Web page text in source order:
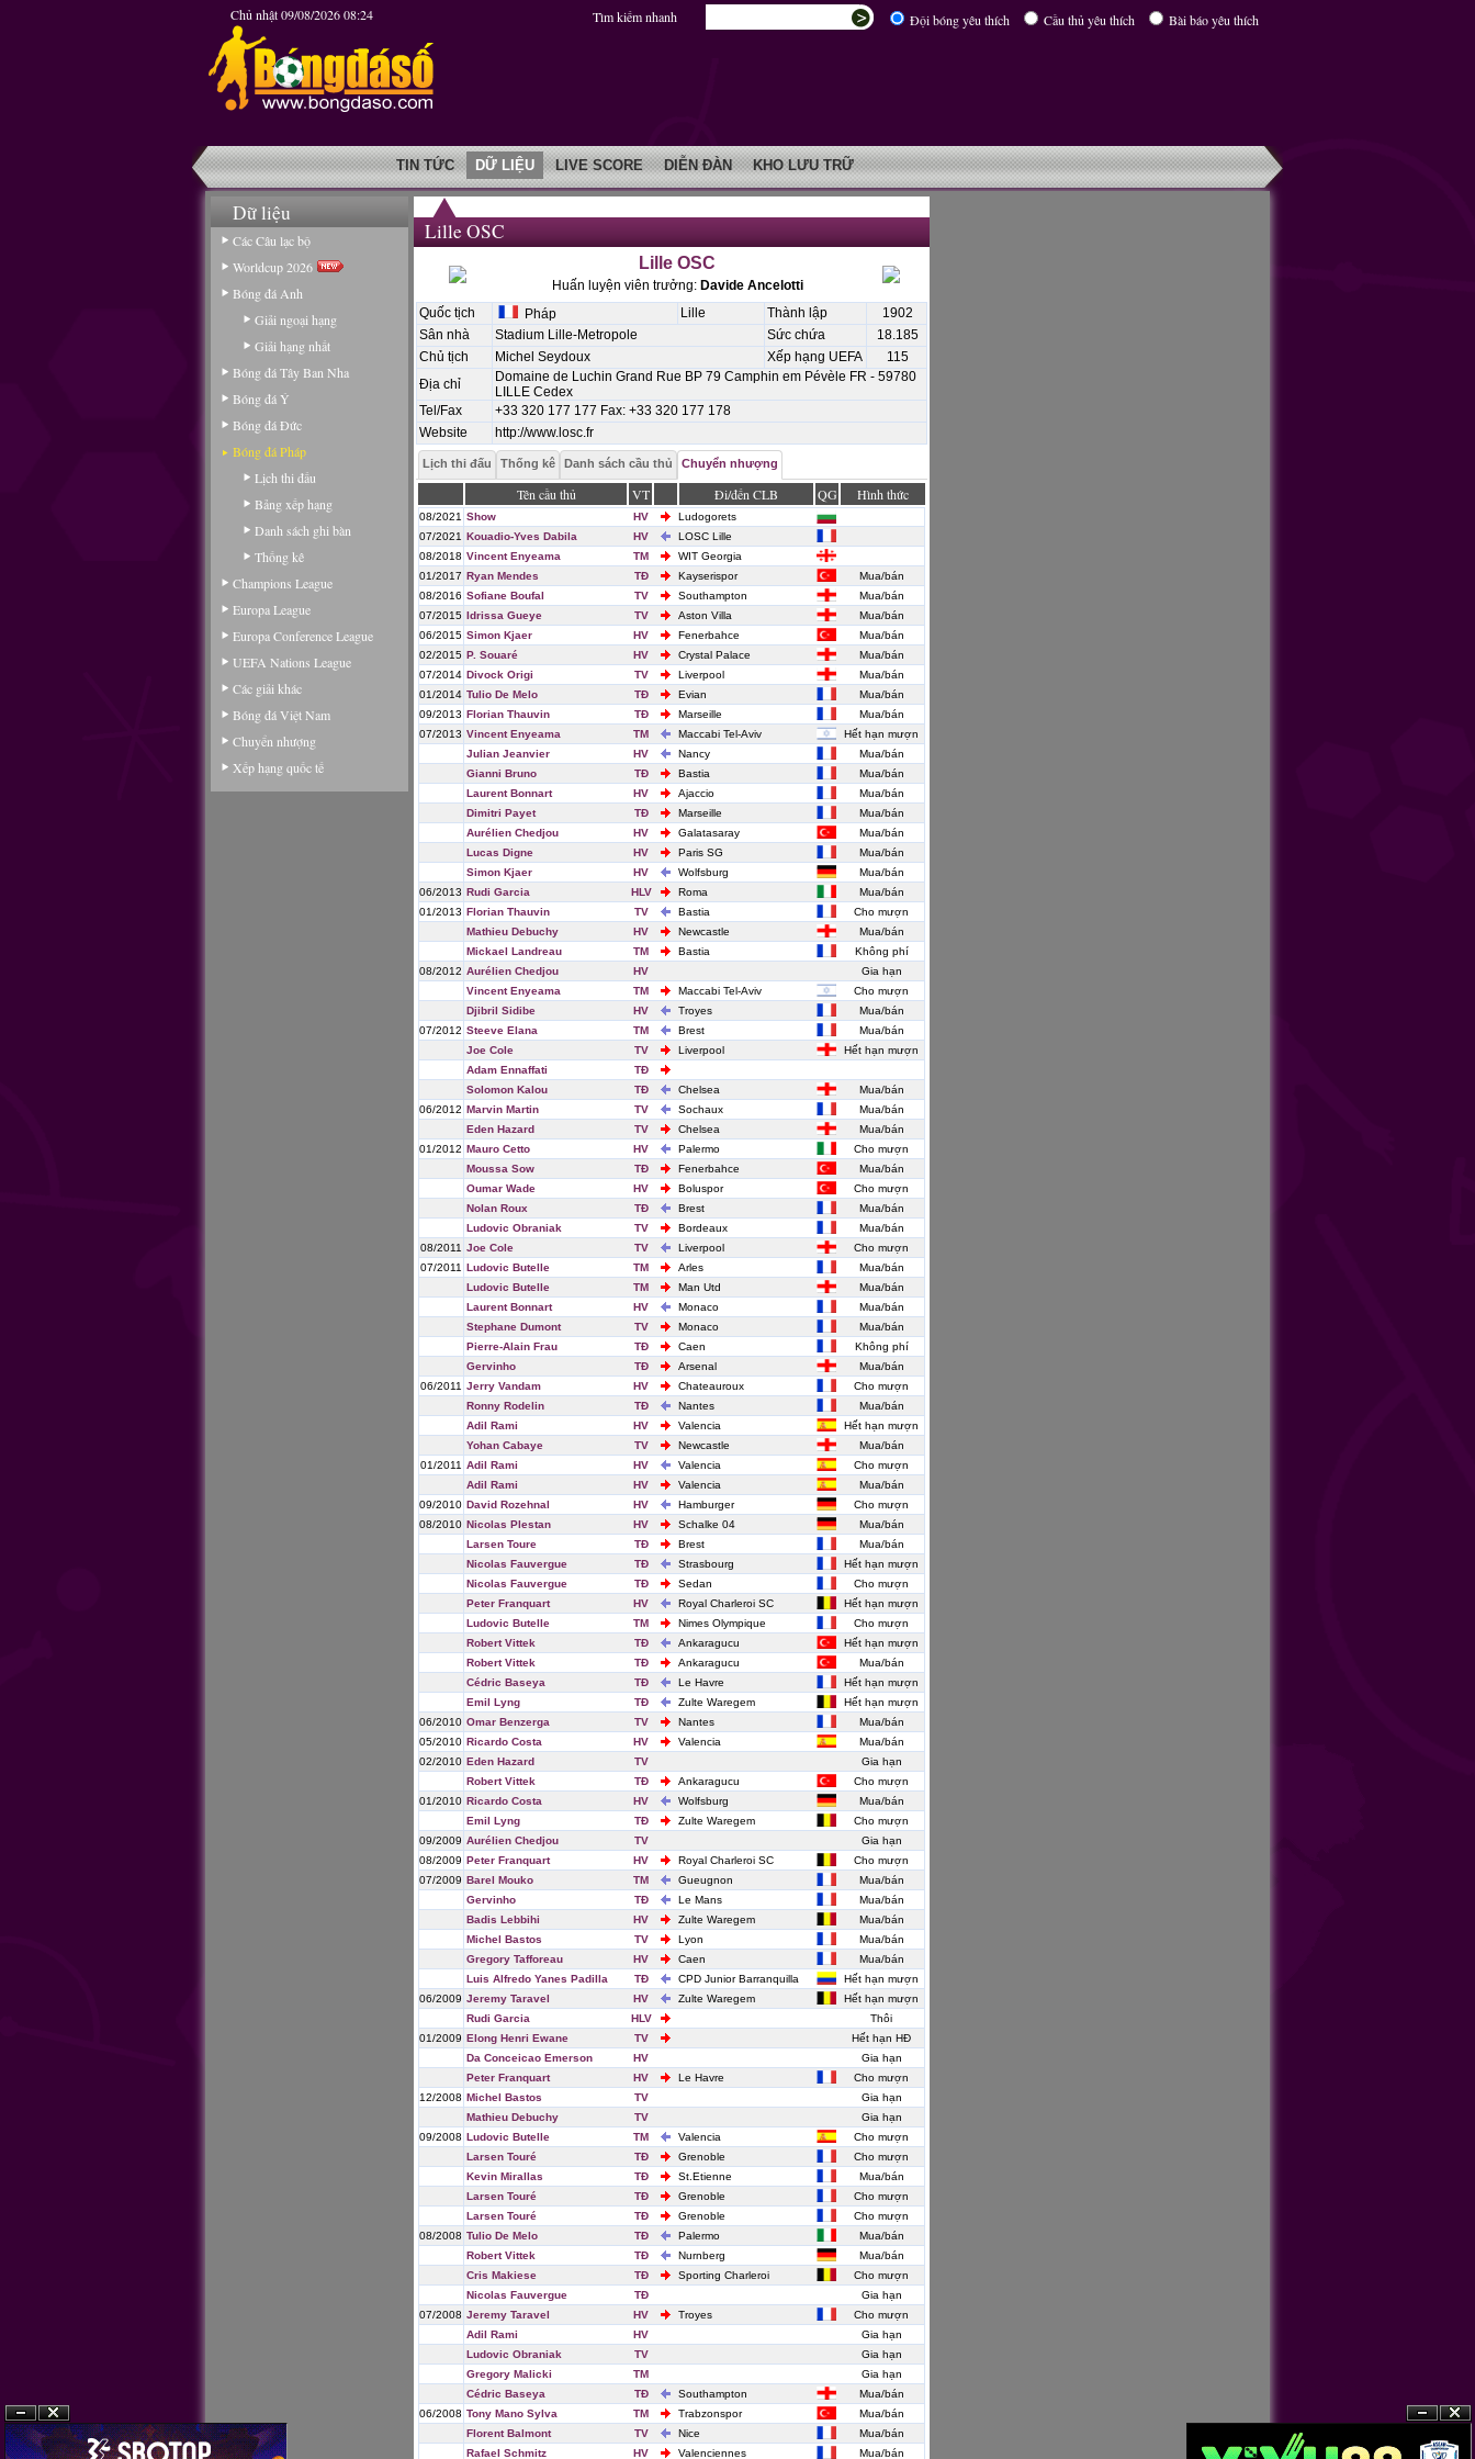
Chủ nhật 09/08/2026 08:24 Đội bóng yêu thích Cầu thủ yêu thích Bài báo yêu thích
Tìm kiếm nhanh
TIN TỨC DỮ LIỆU LIVE SCORE DIỄN ĐÀN KHO LƯU TRỮ
Dữ liệu
Các Câu lạc bộ
Worldcup 2026
Bóng đá Anh
Giải ngoại hạng
Giải hạng nhất
Bóng đá Tây Ban Nha
Bóng đá Ý
Bóng đá Đức
Bóng đá Pháp
Lịch thi đấu
Bảng xếp hạng
Danh sách ghi bàn
Thống kê
Champions League
Europa League
Europa Conference League
UEFA Nations League
Các giải khác
Bóng đá Việt Nam
Chuyển nhượng
Xếp hạng quốc tế
Lille OSC
Lille OSC
Huấn luyện viên trưởng: Davide Ancelotti
Quốc tịch
Pháp Lille Thành lập
1902
Sân nhà
Stadium Lille-Metropole Sức chứa
18.185
Chủ tịch
Michel Seydoux Xếp hạng UEFA
115
Địa chỉ
Domaine de Luchin Grand Rue BP 79 Camphin em Pévèle FR - 59780
LILLE Cedex
Tel/Fax
+33 320 177 177 Fax: +33 320 177 178
Website
http://www.losc.fr
Lịch thi đấu Thống kê Danh sách cầu thủ Chuyển nhượng
Tên cầu thủ VT Đi/đến CLB QG Hình thức
08/2021 Show HV
Ludogorets
07/2021 Kouadio-Yves Dabila HV
LOSC Lille
08/2018 Vincent Enyeama TM
WIT Georgia
01/2017 Ryan Mendes TĐ Kayserispor
Mua/bán
08/2016 Sofiane Boufal TV Southampton
Mua/bán
07/2015 Idrissa Gueye TV Aston Villa
Mua/bán
06/2015 Simon Kjaer HV Fenerbahce
Mua/bán
02/2015 P. Souaré HV Crystal Palace
Mua/bán
07/2014 Divock Origi TV Liverpool
Mua/bán
01/2014 Tulio De Melo TĐ Evian
Mua/bán
09/2013 Florian Thauvin TĐ Marseille
Mua/bán
07/2013 Vincent Enyeama TM Maccabi Tel-Aviv
Hết hạn mượn
Julian Jeanvier
HV Nancy
Mua/bán
Gianni Bruno
TĐ Bastia
Mua/bán
Laurent Bonnart
HV Ajaccio
Mua/bán
Dimitri Payet
TĐ Marseille
Mua/bán
Aurélien Chedjou
HV Galatasaray
Mua/bán
Lucas Digne
HV Paris SG
Mua/bán
Simon Kjaer
HV Wolfsburg
Mua/bán
06/2013 Rudi Garcia HLV Roma
Mua/bán
01/2013 Florian Thauvin TV Bastia
Cho mượn
Mathieu Debuchy
HV Newcastle
Mua/bán
Mickael Landreau
TM Bastia
Không phí
08/2012 Aurélien Chedjou HV
Gia hạn
Vincent Enyeama
TM Maccabi Tel-Aviv
Cho mượn
Djibril Sidibe
HV Troyes
Mua/bán
07/2012 Steeve Elana TM Brest
Mua/bán
Joe Cole
TV Liverpool
Hết hạn mượn
Adam Ennaffati
TĐ
Solomon Kalou
TĐ Chelsea
Mua/bán
06/2012 Marvin Martin TV Sochaux
Mua/bán
Eden Hazard
TV Chelsea
Mua/bán
01/2012 Mauro Cetto HV Palermo
Cho mượn
Moussa Sow
TĐ Fenerbahce
Mua/bán
Oumar Wade
HV Boluspor
Cho mượn
Nolan Roux
TĐ Brest
Mua/bán
Ludovic Obraniak
TV Bordeaux
Mua/bán
08/2011 Joe Cole TV Liverpool
Cho mượn
07/2011 Ludovic Butelle TM Arles
Mua/bán
Ludovic Butelle
TM Man Utd
Mua/bán
Laurent Bonnart
HV Monaco
Mua/bán
Stephane Dumont
TV Monaco
Mua/bán
Pierre-Alain Frau
TĐ Caen
Không phí
Gervinho
TĐ Arsenal
Mua/bán
06/2011 Jerry Vandam HV Chateauroux
Cho mượn
Ronny Rodelin
TĐ Nantes
Mua/bán
Adil Rami
HV Valencia
Hết hạn mượn
Yohan Cabaye
TV Newcastle
Mua/bán
01/2011 Adil Rami HV Valencia
Cho mượn
Adil Rami
HV Valencia
Mua/bán
09/2010 David Rozehnal HV Hamburger
Cho mượn
08/2010 Nicolas Plestan HV Schalke 04
Mua/bán
Larsen Toure
TĐ Brest
Mua/bán
Nicolas Fauvergue
TĐ Strasbourg
Hết hạn mượn
Nicolas Fauvergue
TĐ Sedan
Cho mượn
Peter Franquart
HV Royal Charleroi SC
Hết hạn mượn
Ludovic Butelle
TM Nimes Olympique
Cho mượn
Robert Vittek
TĐ Ankaragucu
Hết hạn mượn
Robert Vittek
TĐ Ankaragucu
Mua/bán
Cédric Baseya
TĐ Le Havre
Hết hạn mượn
Emil Lyng
TĐ Zulte Waregem
Hết hạn mượn
06/2010 Omar Benzerga TV Nantes
Mua/bán
05/2010 Ricardo Costa HV Valencia
Mua/bán
02/2010 Eden Hazard TV
Gia hạn
Robert Vittek
TĐ Ankaragucu
Cho mượn
01/2010 Ricardo Costa HV Wolfsburg
Mua/bán
Emil Lyng
TĐ Zulte Waregem
Cho mượn
09/2009 Aurélien Chedjou TV
Gia hạn
08/2009 Peter Franquart HV Royal Charleroi SC
Cho mượn
07/2009 Barel Mouko TM Gueugnon
Mua/bán
Gervinho
TĐ Le Mans
Mua/bán
Badis Lebbihi
HV Zulte Waregem
Mua/bán
Michel Bastos
TV Lyon
Mua/bán
Gregory Tafforeau
HV Caen
Mua/bán
Luis Alfredo Yanes Padilla
TĐ CPD Junior Barranquilla
Hết hạn mượn
06/2009 Jeremy Taravel HV Zulte Waregem
Hết hạn mượn
Rudi Garcia
HLV
Thôi
01/2009 Elong Henri Ewane TV
Hết hạn HĐ
Da Conceicao Emerson
HV
Gia hạn
Peter Franquart
HV Le Havre
Cho mượn
12/2008 Michel Bastos TV
Gia hạn
Mathieu Debuchy
TV
Gia hạn
09/2008 Ludovic Butelle TM Valencia
Cho mượn
Larsen Touré
TĐ Grenoble
Cho mượn
Kevin Mirallas
TĐ St.Etienne
Mua/bán
Larsen Touré
TĐ Grenoble
Cho mượn
Larsen Touré
TĐ Grenoble
Cho mượn
08/2008 Tulio De Melo TĐ Palermo
Mua/bán
Robert Vittek
TĐ Nurnberg
Mua/bán
Cris Makiese
TĐ Sporting Charleroi
Cho mượn
Nicolas Fauvergue
TĐ
Gia hạn
07/2008 Jeremy Taravel HV Troyes
Cho mượn
Adil Rami
HV
Gia hạn
Ludovic Obraniak
TV
Gia hạn
Gregory Malicki
TM
Gia hạn
Cédric Baseya
TĐ Southampton
Mua/bán
06/2008 Tony Mano Sylva TM Trabzonspor
Mua/bán
Florent Balmont
TV Nice
Mua/bán
Rafael Schmitz
HV Valenciennes Mua/bán
?n ?�ng